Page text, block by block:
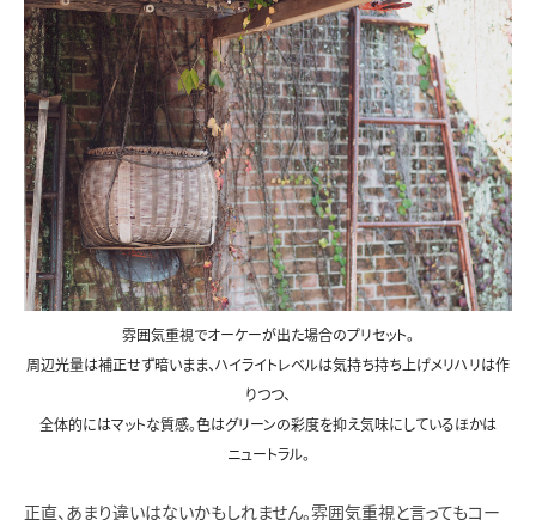
雰囲気重視でオーケーが出た場合のプリセット。
周辺光量は補正せず暗いまま、ハイライトレベルは気持ち持ち上げメリハリは作
りつつ、
全体的にはマットな質感。色はグリーンの彩度を抑え気味にしているほかは
ニュートラル。
正直、あまり違いはないかもしれません。雰囲気重視と言ってもコー